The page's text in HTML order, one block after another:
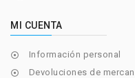
MI CUENTA
 Información personal
 Devoluciones de